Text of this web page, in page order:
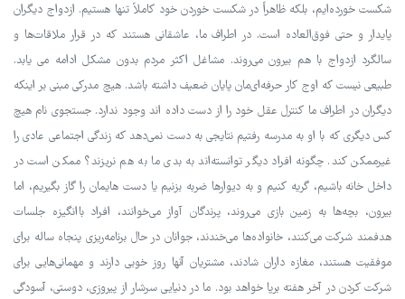
شکست خورده‌ایم، بلکه ظاهراً در شکست خوردن خود کاملاً تنها هستیم. ازدواج دیگران
پایدار و حتی فوق‌العاده است. در اطراف ما، عاشقانی هستند که در قرار ملاقات‌ها و
سالگرد ازدواج با هم بیرون می‌روند. مشاغل اکثر مردم بدون مشکل ادامه می یابد.
طبیعی نیست که اوج کار حرفه‌ای‌مان پایان ضعیف داشته باشد. هیچ مدرکی مبنی بر اینکه
دیگران در اطراف ما کنترل عقل خود را از دست داده اند وجود ندارد. جستجوی نام هیچ
کس دیگری که با او به مدرسه رفتیم نتایجی به دست نمی‌دهد که زندگی اجتماعی عادی را
غیرممکن کند. چگونه افراد دیگر توانسته‌اند به بدی ما به هم نریزند؟ ممکن است در
داخل خانه باشیم، گریه کنیم و به دیوارها ضربه بزنیم یا دست هایمان را گاز بگیریم، اما
بیرون، بچه‌ها به زمین بازی می‌روند، پرندگان آواز می‌خوانند، افراد باانگیزه جلسات
هدفمند شرکت می‌کنند، خانواده‌ها می‌خندند، جوانان در حال برنامه‌ریزی پنجاه ساله برای
موفقیت هستند، مغازه داران شادند، مشتریان آنها روز خوبی دارند و مهمانی‌هایی برای
شرکت کردن در آخر هفته برپا خواهد بود. ما در دنیایی سرشار از پیروزی، دوستی، آسودگی